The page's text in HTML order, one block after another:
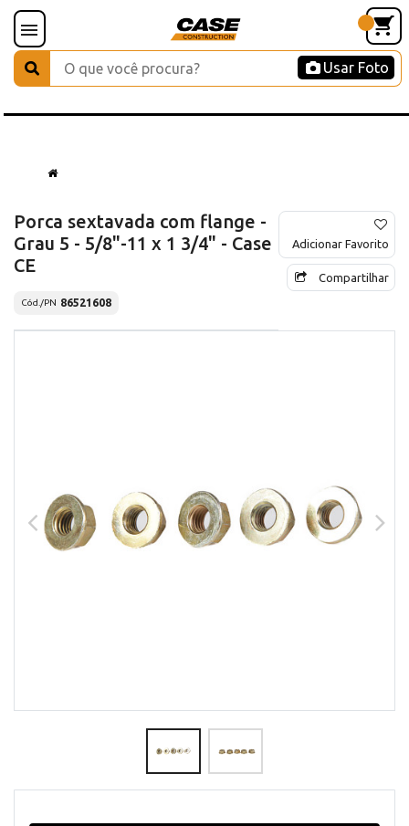
Usar Foto
Porca sextavada com flange -
Grau 5 - 5/8"-11 x 1 3/4" - Case
CE
Cód./PN 86521608
Adicionar Favorito
Compartilhar